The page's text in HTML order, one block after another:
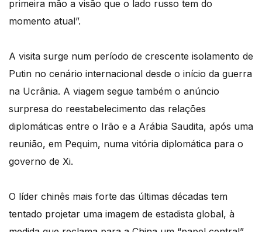
primeira mão a visão que o lado russo tem do
momento atual”.
A visita surge num período de crescente isolamento de
Putin no cenário internacional desde o início da guerra
na Ucrânia. A viagem segue também o anúncio
surpresa do reestabelecimento das relações
diplomáticas entre o Irão e a Arábia Saudita, após uma
reunião, em Pequim, numa vitória diplomática para o
governo de Xi.
O líder chinês mais forte das últimas décadas tem
tentado projetar uma imagem de estadista global, à